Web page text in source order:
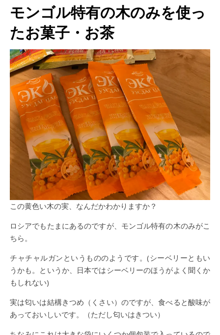
モンゴル特有の木のみを使っ
たお菓子・お茶
この黄色い木の実、なんだかわかりますか？
ロシアでもたまにあるのですが、モンゴル特有の木のみがこ
ちら。
チャチャルガンというもののようです。(シーベリーともい
うかも。というか、日本ではシーベリーのほうがよく聞くか
もしれない)
実は匂いは結構きつめ（くさい）のですが、食べると酸味が
あっておいしいです。（ただし匂いはきつい）